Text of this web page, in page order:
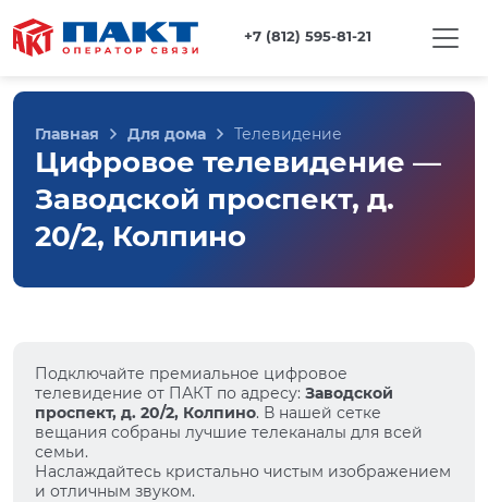
+7 (812) 595-81-21
Главная Для дома Телевидение
Цифровое телевидение —
Заводской проспект, д.
20/2, Колпино
Подключайте премиальное цифровое
телевидение от ПАКТ по адресу: Заводской
проспект, д. 20/2, Колпино. В нашей сетке
вещания собраны лучшие телеканалы для всей
семьи.
Наслаждайтесь кристально чистым изображением
и отличным звуком.